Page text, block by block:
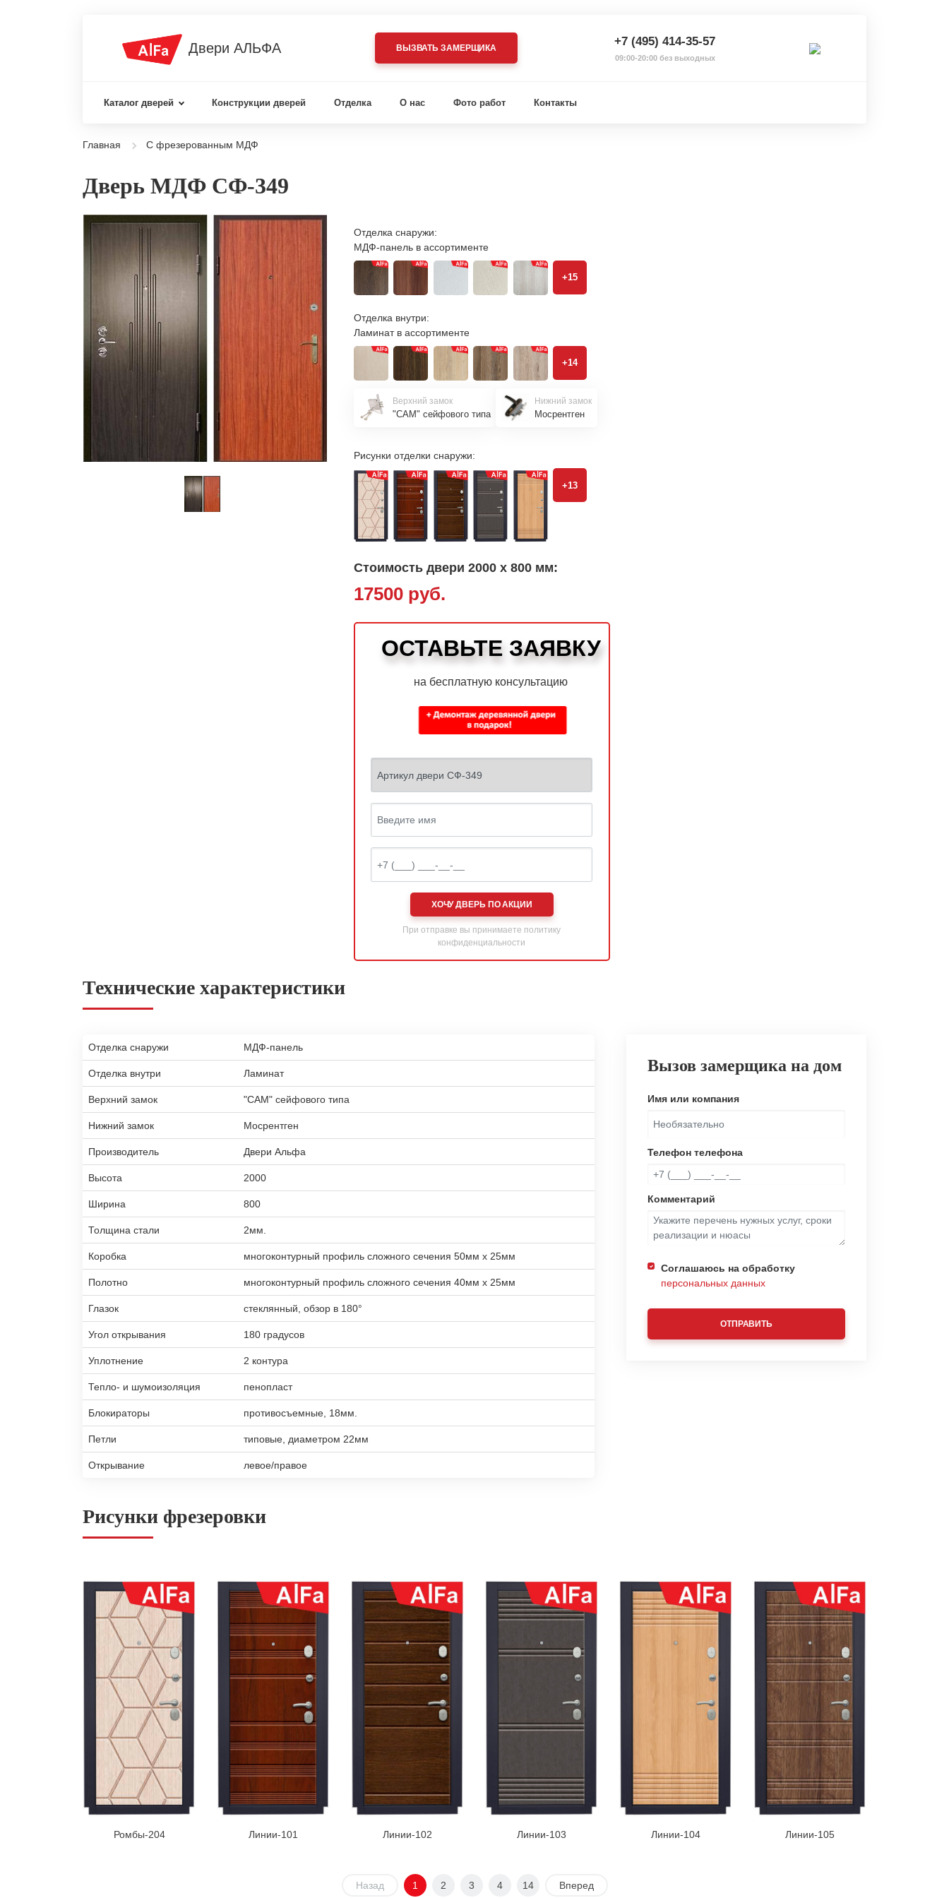
Двери АЛЬФА ВЫЗВАТЬ ЗАМЕРЩИКА +7 (495) 414-35-57
09:00-20:00 без выходных
Каталог дверей Конструкции дверей Отделка О нас Фото работ Контакты
Главная С фрезерованным МДФ
Дверь МДФ СФ-349
Отделка снаружи:
МДФ-панель в ассортименте
+15
Отделка внутри:
Ламинат в ассортименте
+14
Верхний замок
"САМ" сейфового типа
Нижний замок
Мосрентген
Рисунки отделки снаружи:
+13
Стоимость двери 2000 х 800 мм:
17500 руб.
ОСТАВЬТЕ ЗАЯВКУ
на бесплатную консультацию
ХОЧУ ДВЕРЬ ПО АКЦИИ
При отправке вы принимаете политику
конфиденциальности
Технические характеристики
Отделка снаружи МДФ-панель
Отделка внутри Ламинат
Верхний замок "САМ" сейфового типа
Нижний замок Мосрентген
Производитель Двери Альфа
Высота 2000
Ширина 800
Толщина стали 2мм.
Коробка многоконтурный профиль сложного сечения 50мм х 25мм
Полотно многоконтурный профиль сложного сечения 40мм х 25мм
Глазок стеклянный, обзор в 180°
Угол открывания 180 градусов
Уплотнение 2 контура
Тепло- и шумоизоляция пенопласт
Блокираторы противосъемные, 18мм.
Петли типовые, диаметром 22мм
Открывание левое/правое
Вызов замерщика на дом
Имя или компания
Телефон телефона
Комментарий
Соглашаюсь на обработку
персональных данных
ОТПРАВИТЬ
Рисунки фрезеровки
Ромбы-204 Линии-101 Линии-102 Линии-103 Линии-104 Линии-105
Назад 1 2 3 4 14 Вперед